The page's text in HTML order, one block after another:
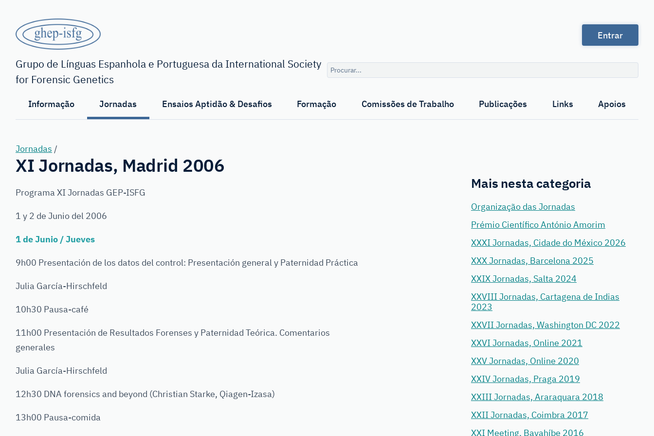
conteúdo
principalGHEP
-
ISFG
Grupo de Línguas Espanhola e Portuguesa da International Society
for Forensic Genetics
Entrar
Consulta
de
Informação
Jornadas Ensaios Aptidão & Desafios Formação Comissões de Trabalho Publicações Links Apoios
Jornadas /
XI Jornadas, Madrid 2006
Programa XI Jornadas GEP-ISFG
1 y 2 de Junio del 2006
1 de Junio / Jueves
9h00 Presentación de los datos del control: Presentación general y Paternidad Práctica
Julia García-Hirschfeld
10h30 Pausa-café
11h00 Presentación de Resultados Forenses y Paternidad Teórica. Comentarios
generales
Julia García-Hirschfeld
12h30 DNA forensics and beyond (Christian Starke, Qiagen-Izasa)
13h00 Pausa-comida
Mais nesta categoria
Organização das Jornadas
Prémio Científico António Amorim
XXXI Jornadas, Cidade do México 2026
XXX Jornadas, Barcelona 2025
XXIX Jornadas, Salta 2024
XXVIII Jornadas, Cartagena de Indias
2023
XXVII Jornadas, Washington DC 2022
XXVI Jornadas, Online 2021
XXV Jornadas, Online 2020
XXIV Jornadas, Praga 2019
XXIII Jornadas, Araraquara 2018
XXII Jornadas, Coimbra 2017
XXI Meeting, Bayahíbe 2016